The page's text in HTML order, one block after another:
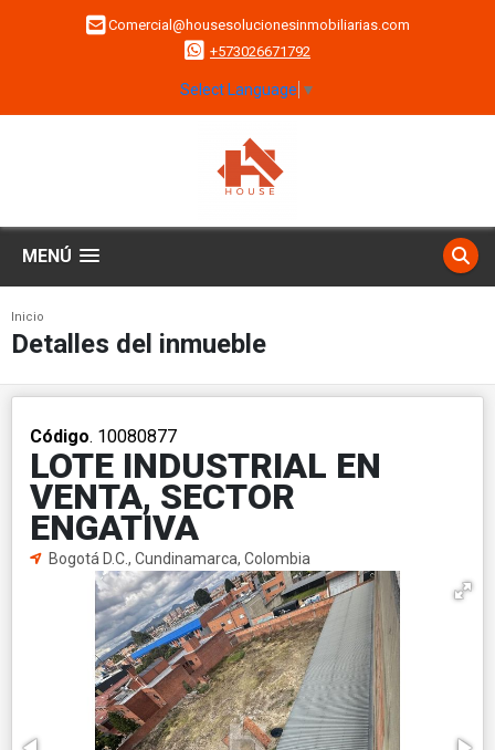
Comercial@housesolucionesinmobiliarias.com
+573026671792
Select Language ▼
MENÚ
Inicio
Detalles del inmueble
Código. 10080877
LOTE INDUSTRIAL EN
VENTA, SECTOR
ENGATIVA
Bogotá D.C., Cundinamarca, Colombia